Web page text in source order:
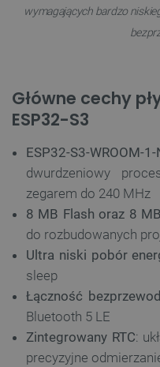
wymagających bardzo
Główne cechy
ESP32-S3
ESP32-S3-WROOM-1-
dwurdzeniowy
zegarem do 240 MHz
8 MB Flash oraz 8
do rozbudowanych
Ultra niski pobór
sleep
Łączność
Bluetooth 5 LE
Zintegrowany RTC:
precyzyjne